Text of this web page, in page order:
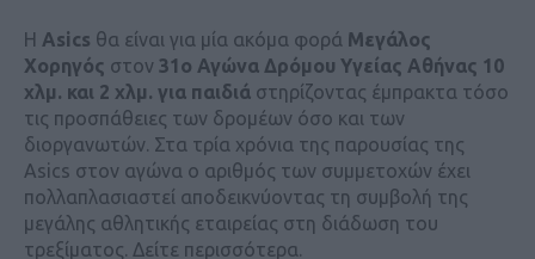
H Asics θα είναι για μία ακόμα φορά Μεγάλος
Χορηγός στον 31ο Αγώνα Δρόμου Υγείας Αθήνας 10
χλμ. και 2 χλμ. για παιδιά στηρίζοντας έμπρακτα τόσο
τις προσπάθειες των δρομέων όσο και των
διοργανωτών. Στα τρία χρόνια της παρουσίας της
Asics στον αγώνα ο αριθμός των συμμετοχών έχει
πολλαπλασιαστεί αποδεικνύοντας τη συμβολή της
μεγάλης αθλητικής εταιρείας στη διάδωση του
τρεξίματος. Δείτε περισσότερα.